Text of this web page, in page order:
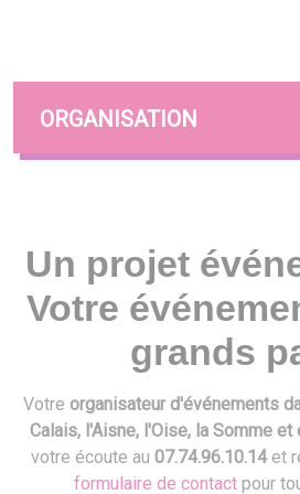
ORGANISATION
Un projet
Votre
grands
Votre organisateur d'événements
Calais, l'Aisne, l'Oise, la Somme et
votre écoute au 07.74.96.10.14et
formulaire de contact pour